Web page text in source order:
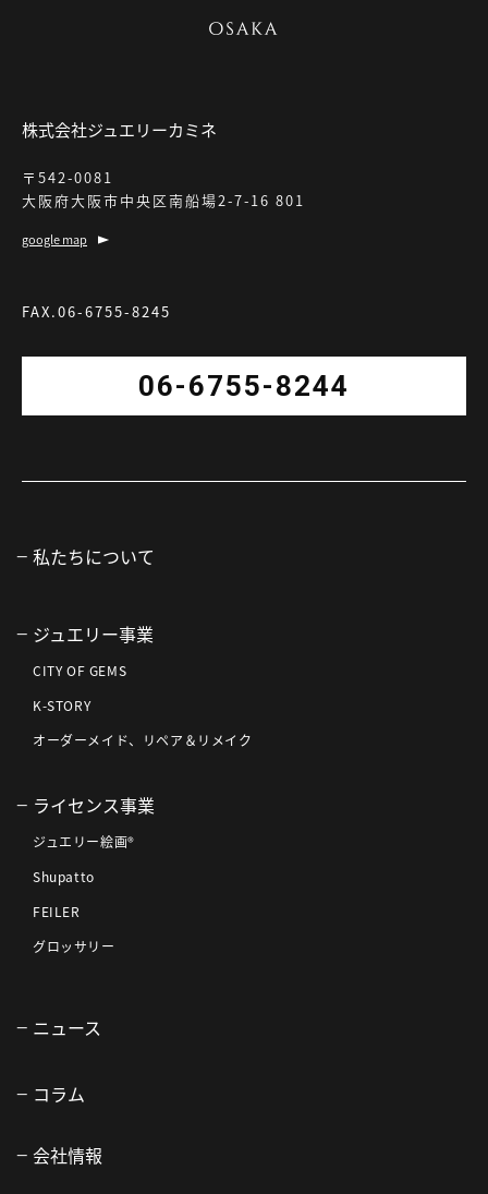
株式会社ジュエリーカミネ
〒542-0081
大阪府大阪市中央区南船場2-7-16 801
google map
FAX.06-6755-8245
06-6755-8244
私たちについて
ジュエリー事業
CITY OF GEMS
K-STORY
オーダーメイド、リペア＆リメイク
ライセンス事業
ジュエリー絵画®
Shupatto
FEILER
グロッサリー
ニュース
コラム
会社情報